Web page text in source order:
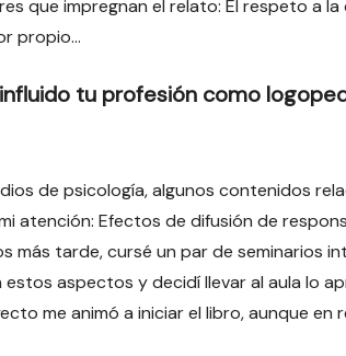
que impregnan el relato: El respeto a
propio…
tu profesión como
de psicología, algunos contenidos
atención: Efectos de difusión de
más tarde, cursé un par de seminarios
aspectos y decidí llevar al aula lo
me animó a iniciar el libro, aunque en